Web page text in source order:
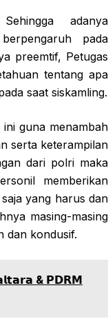
adanya
pada
preemtif, Petugas
tentang apa
saat siskamling.
guna menambah
serta keterampilan
dari polri maka
memberikan
yang harus dan
masing-masing
dan kondusif.
& 𝗣𝗗𝗥𝗠